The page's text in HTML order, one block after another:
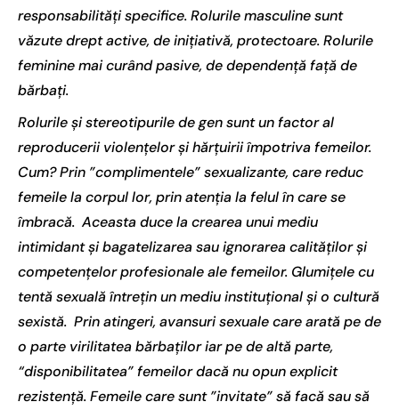
responsabilități specifice. Rolurile masculine sunt
văzute drept active, de inițiativă, protectoare. Rolurile
feminine mai curând pasive, de dependență față de
bărbați.
Rolurile și stereotipurile de gen sunt un factor al
reproducerii violențelor și hărțuirii împotriva femeilor.
Cum? Prin ”complimentele” sexualizante, care reduc
femeile la corpul lor, prin atenția la felul în care se
îmbracă. Aceasta duce la crearea unui mediu
intimidant și bagatelizarea sau ignorarea calităților și
competențelor profesionale ale femeilor. Glumițele cu
tentă sexuală întrețin un mediu instituțional și o cultură
sexistă. Prin atingeri, avansuri sexuale care arată pe de
o parte virilitatea bărbaților iar pe de altă parte,
“disponibilitatea” femeilor dacă nu opun explicit
rezistență. Femeile care sunt ”invitate” să facă sau să